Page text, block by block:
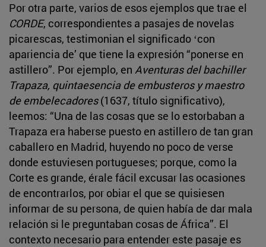
Por otra parte, varios de esos ejemplos que trae el
CORDE, correspondientes a pasajes de novelas
picarescas, testimonian el significado ʻcon
apariencia deʼ que tiene la expresión “ponerse en
astillero”. Por ejemplo, en Aventuras del bachiller
Trapaza, quintaesencia de embusteros y maestro
de embelecadores(1637, título significativo),
leemos: “Una de las cosas que se lo estorbaban a
Trapaza era haberse puesto en astillero de tan gran
caballero en Madrid, huyendo no poco de verse
donde estuviesen portugueses; porque, como la
Corte es grande, érale fácil excusar las ocasiones
de encontrarlos, por obiar el que se quisiesen
informar de su persona, de quien había de dar mala
relación si le preguntaban cosas de África”. El
contexto necesario para entender este pasaje es